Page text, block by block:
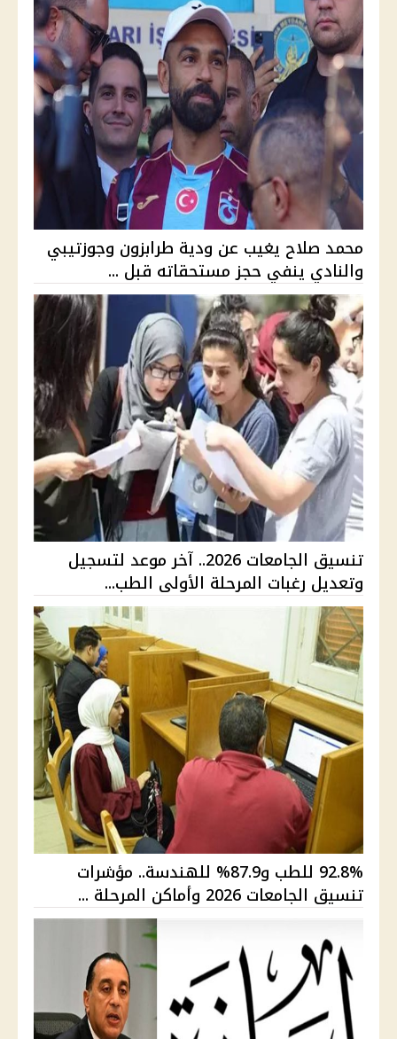
محمد صلاح يغيب عن ودية طرابزون وجوزتيبي
والنادي ينفي حجز مستحقاته قبل ...
تنسيق الجامعات 2026.. آخر موعد لتسجيل
وتعديل رغبات المرحلة الأولى الطب...
92.8% للطب و87.9% للهندسة.. مؤشرات
تنسيق الجامعات 2026 وأماكن المرحلة ...